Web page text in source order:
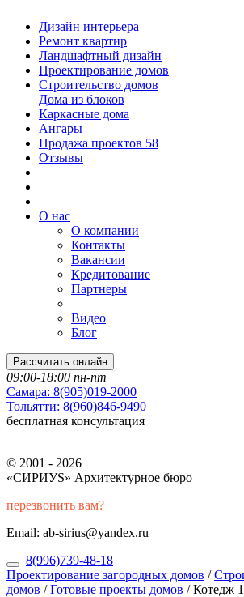
Дизайн интерьера
Ремонт квартир
Ландшафтный дизайн
Проектирование домов
Строительство домов
Дома из блоков
Каркасные дома
Ангары
Продажа проектов 58
Отзывы
О нас
О компании
Контакты
Вакансии
Кредитование
Партнеры
Видео
Блог
Рассчитать онлайн
09:00-18:00 пн-пт
Самара: 8(905)019-2000
Тольятти: 8(960)846-9490
бесплатная консультация
© 2001 - 2026
«СИРИУS» Архитектурное бюро
перезвонить вам?
Email: ab-sirius@yandex.ru
8(996)739-48-18
Проектирование загородных домов /
домов /Готовые проекты домов /Котедж